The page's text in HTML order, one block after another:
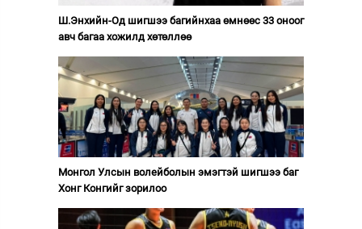
Ш.Энхийн-Од шигшээ багийнхаа өмнөөс 33 оноог
авч багаа хожилд хөтөллөө
Монгол Улсын волейболын эмэгтэй шигшээ баг
Хонг Конгийг зорилоо